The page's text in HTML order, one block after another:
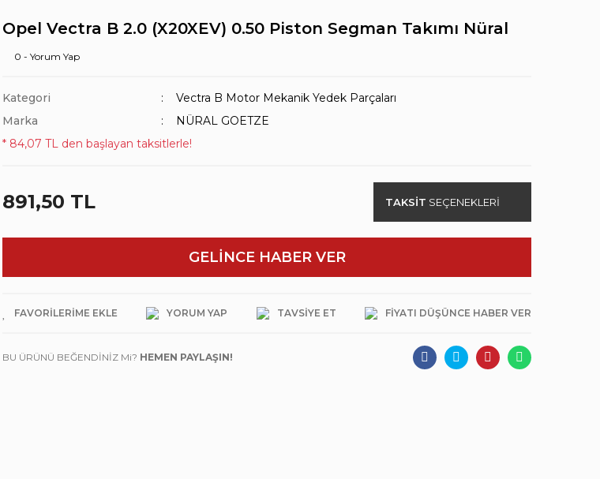
Opel Vectra B 2.0 (X20XEV) 0.50 Piston Segman Takımı Nüral
0 - Yorum Yap
Kategori
Vectra B Motor Mekanik Yedek Parçaları
Marka
NÜRAL GOETZE
* 84,07 TL den başlayan taksitlerle!
891,50 TL TAKSİT SEÇENEKLERİ
GELİNCE HABER VER
YORUM YAP TAVSIYE ET FIYATI DÜŞÜNCE HABER VER
BU ÜRÜNÜ BEĞENDİNİZ Mi? HEMEN PAYLAŞIN!